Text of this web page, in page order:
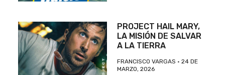
PROJECT HAIL MARY,
LA MISIÓN DE SALVAR
A LA TIERRA
FRANCISCO VARGAS
24 DE
MARZO, 2026